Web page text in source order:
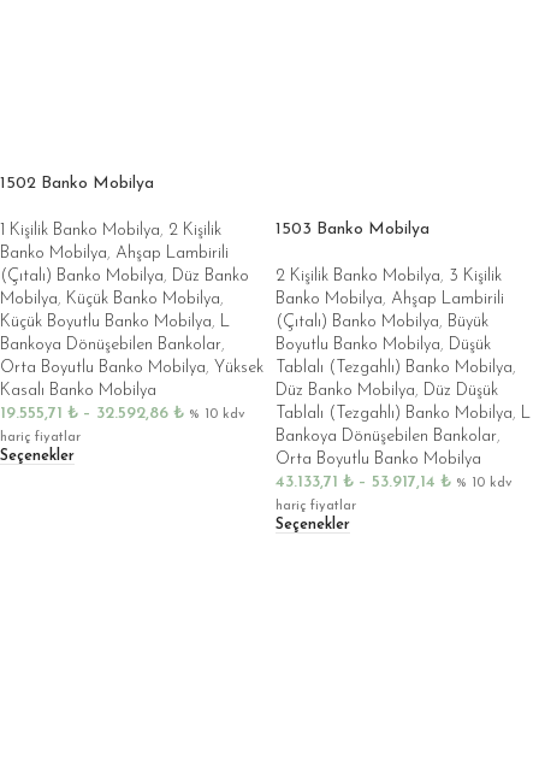
1502 Banko Mobilya
1 Kişilik Banko Mobilya, 2 Kişilik
Banko Mobilya, Ahşap Lambirili
(Çıtalı) Banko Mobilya, Düz Banko
Mobilya, Küçük Banko Mobilya,
Küçük Boyutlu Banko Mobilya, L
Bankoya Dönüşebilen Bankolar,
Orta Boyutlu Banko Mobilya, Yüksek
Kasalı Banko Mobilya
19.555,71 ₺ – 32.592,86 ₺ % 10 kdv
hariç fiyatlar
Seçenekler
1503 Banko Mobilya
2 Kişilik Banko Mobilya, 3 Kişilik
Banko Mobilya, Ahşap Lambirili
(Çıtalı) Banko Mobilya, Büyük
Boyutlu Banko Mobilya, Düşük
Tablalı (Tezgahlı) Banko Mobilya,
Düz Banko Mobilya, Düz Düşük
Tablalı (Tezgahlı) Banko Mobilya, L
Bankoya Dönüşebilen Bankolar,
Orta Boyutlu Banko Mobilya
43.133,71 ₺ – 53.917,14 ₺ % 10 kdv
hariç fiyatlar
Seçenekler